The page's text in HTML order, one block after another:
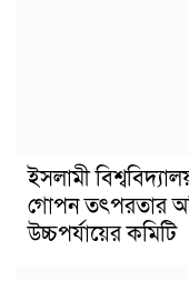
ইসলামী
গোপন তৎপরতার
উচ্চপর্যায়ের কমিটি